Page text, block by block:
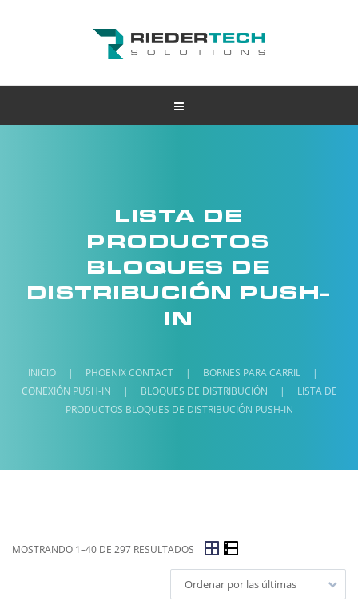
LISTA DE
PRODUCTOS
BLOQUES DE
DISTRIBUCIÓN PUSH-
IN
INICIO | PHOENIX CONTACT | BORNES PARA CARRIL
|
CONEXIÓN PUSH-IN
| BLOQUES DE DISTRIBUCIÓN |
LISTA DE
PRODUCTOS BLOQUES DE DISTRIBUCIÓN PUSH-IN
MOSTRANDO 1–40 DE 297 RESULTADOS
Ordenar por las últimas